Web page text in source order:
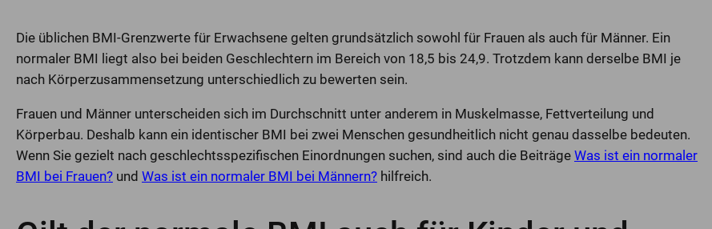
Die üblichen BMI-Grenzwerte für Erwachsene gelten grundsätzlich sowohl für Frauen als auch für Männer. Ein
normaler BMI liegt also bei beiden Geschlechtern im Bereich von 18,5 bis 24,9. Trotzdem kann derselbe BMI je
nach Körperzusammensetzung unterschiedlich zu bewerten sein.
Frauen und Männer unterscheiden sich im Durchschnitt unter anderem in Muskelmasse, Fettverteilung und
Körperbau. Deshalb kann ein identischer BMI bei zwei Menschen gesundheitlich nicht genau dasselbe bedeuten.
Wenn Sie gezielt nach geschlechtsspezifischen Einordnungen suchen, sind auch die Beiträge Was ist ein normaler
BMI bei Frauen? und Was ist ein normaler BMI bei Männern? hilfreich.